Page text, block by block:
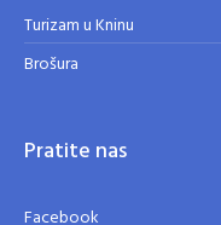
Turizam u Kninu
Brošura
Pratite nas
Facebook